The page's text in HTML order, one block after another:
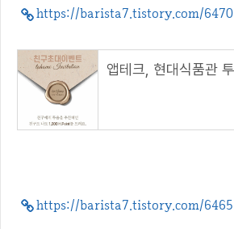
https://barista7.tistory.com/6470
https://barista7.tistory.com/6465